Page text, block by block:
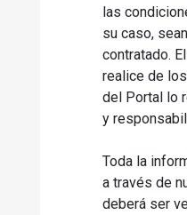
las
su caso,
contratado.
realice de
del Portal lo
y
Toda la
a través de
deberá ser